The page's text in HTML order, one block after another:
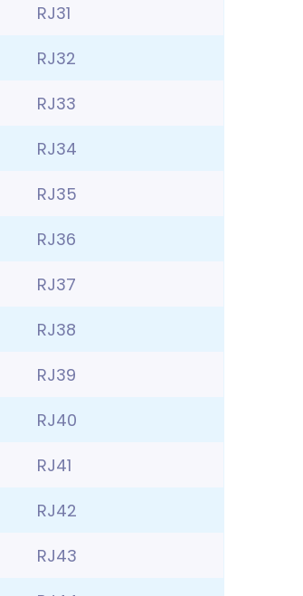
RJ31
RJ32
RJ33
RJ34
RJ35
RJ36
RJ37
RJ38
RJ39
RJ40
RJ41
RJ42
RJ43